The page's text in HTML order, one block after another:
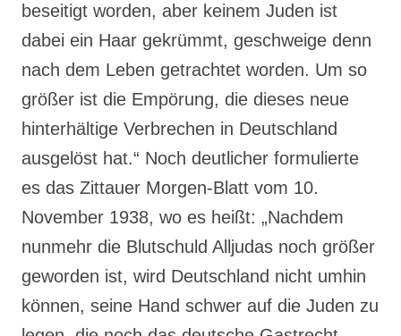
beseitigt worden, aber keinem Juden ist
dabei ein Haar gekrümmt, geschweige denn
nach dem Leben getrachtet worden. Um so
größer ist die Empörung, die dieses neue
hinterhältige Verbrechen in Deutschland
ausgelöst hat.“ Noch deutlicher formulierte
es das Zittauer Morgen-Blatt vom 10.
November 1938, wo es heißt: „Nachdem
nunmehr die Blutschuld Alljudas noch größer
geworden ist, wird Deutschland nicht umhin
können, seine Hand schwer auf die Juden zu